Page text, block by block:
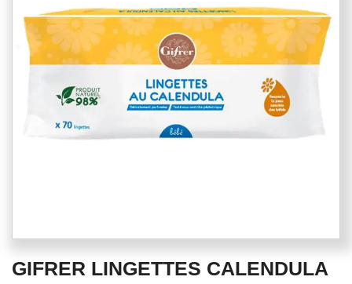
the
images
gallery
to
GIFRER LINGETTES CALENDULA